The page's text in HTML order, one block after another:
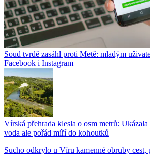
Soud tvrdě zasáhl proti Metě: mladým
Facebook i Instagram
Vírská přehrada klesla o osm metrů: Ukázala
voda ale pořád míří do kohoutků
Sucho odkrylo u Víru kamenné obruby cest,